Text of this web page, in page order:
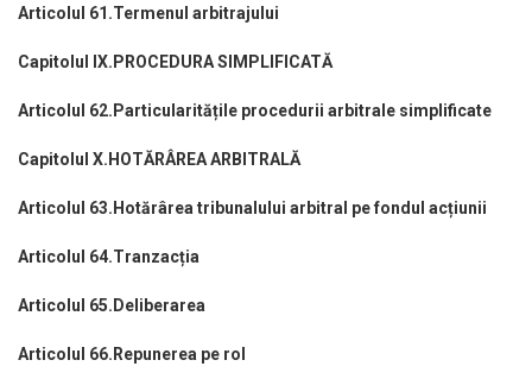
Articolul 61.Termenul arbitrajului
Capitolul IX.PROCEDURA SIMPLIFICATĂ
Articolul 62.Particularitățile procedurii arbitrale simplificate
Capitolul X.HOTĂRÂREA ARBITRALĂ
Articolul 63.Hotărârea tribunalului arbitral pe fondul acțiunii
Articolul 64.Tranzacția
Articolul 65.Deliberarea
Articolul 66.Repunerea pe rol